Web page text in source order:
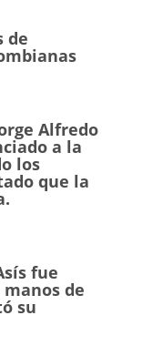
de
Alfredo
a la
los
que la
fue
de
su